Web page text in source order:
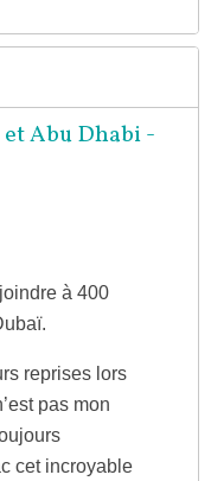
Abu Dhabi -
à 400
reprises lors
pas mon
cet incroyable